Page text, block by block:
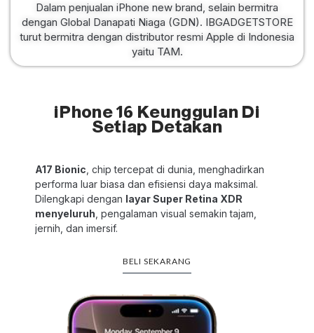
Dalam penjualan iPhone new brand, selain bermitra
dengan Global Danapati Niaga (GDN). IBGADGETSTORE
turut bermitra dengan distributor resmi Apple di Indonesia
yaitu TAM.
iPhone 16 Keunggulan Di
Setiap Detakan
A17 Bionic , chip tercepat di dunia, menghadirkan
performa luar biasa dan efisiensi daya maksimal.
Dilengkapi dengan layar Super Retina XDR
menyeluruh , pengalaman visual semakin tajam,
jernih, dan imersif.
BELI SEKARANG